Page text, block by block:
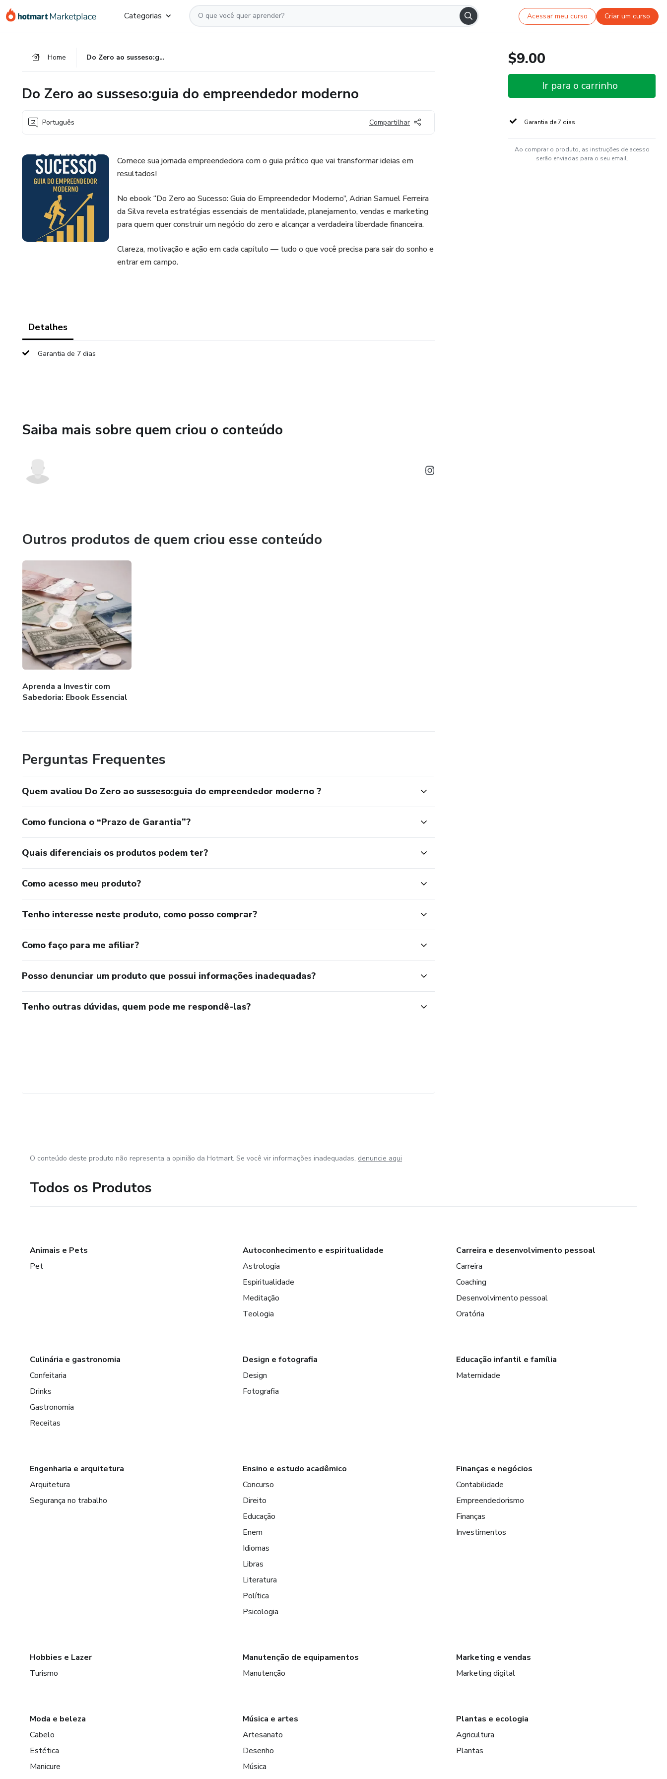
para
para
para
Categorias Acessar meu curso Criar um curso
Home Do Zero ao susseso:guia do empreendedor moderno
Do Zero ao susseso:guia do empreendedor moderno
Português Compartilhar
Comece sua jornada empreendedora com o guia prático que vai transformar ideias em
resultados!
No ebook “Do Zero ao Sucesso: Guia do Empreendedor Moderno”, Adrian Samuel Ferreira
da Silva revela estratégias essenciais de mentalidade, planejamento, vendas e marketing
para quem quer construir um negócio do zero e alcançar a verdadeira liberdade financeira.
Clareza, motivação e ação em cada capítulo — tudo o que você precisa para sair do sonho e
entrar em campo.
Detalhes
Garantia de 7 dias
Saiba mais sobre quem criou o conteúdo
Outros produtos de quem criou esse conteúdo
Aprenda a Investir com
Sabedoria: Ebook Essencial
Perguntas Frequentes
Quem avaliou Do Zero ao susseso:guia do empreendedor moderno ?
Como funciona o “Prazo de Garantia”?
Quais diferenciais os produtos podem ter?
Como acesso meu produto?
Tenho interesse neste produto, como posso comprar?
Como faço para me afiliar?
Posso denunciar um produto que possui informações inadequadas?
Tenho outras dúvidas, quem pode me respondê-las?
$9.00
Ir para o carrinho
Garantia de 7 dias
Ao comprar o produto, as instruções de acesso
serão enviadas para o seu email.
O conteúdo deste produto não representa a opinião da Hotmart. Se você vir informações inadequadas, denuncie aqui
Todos os Produtos
Animais e Pets
Pet
Autoconhecimento e espiritualidade
Astrologia
Espiritualidade
Meditação
Teologia
Carreira e desenvolvimento pessoal
Carreira
Coaching
Desenvolvimento pessoal
Oratória
Culinária e gastronomia
Confeitaria
Drinks
Gastronomia
Receitas
Design e fotografia
Design
Fotografia
Educação infantil e família
Maternidade
Engenharia e arquitetura
Arquitetura
Segurança no trabalho
Ensino e estudo acadêmico
Concurso
Direito
Educação
Enem
Idiomas
Libras
Literatura
Política
Psicologia
Finanças e negócios
Contabilidade
Empreendedorismo
Finanças
Investimentos
Hobbies e Lazer
Turismo
Manutenção de equipamentos
Manutenção
Marketing e vendas
Marketing digital
Moda e beleza
Cabelo
Estética
Manicure
Música e artes
Artesanato
Desenho
Música
Plantas e ecologia
Agricultura
Plantas